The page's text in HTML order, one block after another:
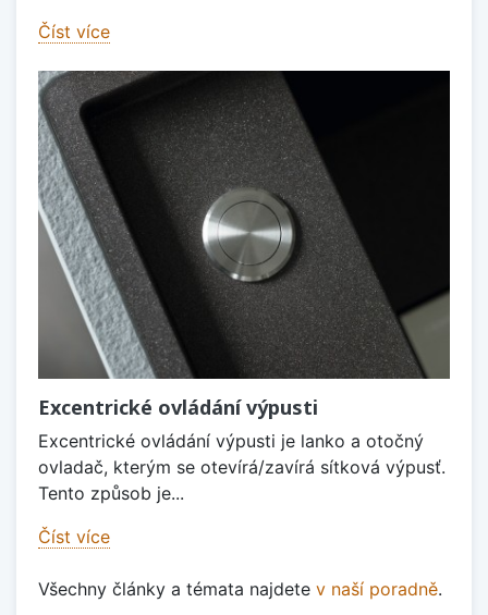
Číst více
Excentrické ovládání výpusti
Excentrické ovládání výpusti je lanko a otočný
ovladač, kterým se otevírá/zavírá sítková výpusť.
Tento způsob je...
Číst více
Všechny články a témata najdete v naší poradně.